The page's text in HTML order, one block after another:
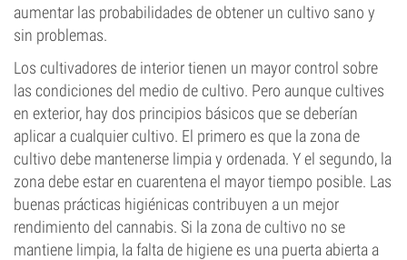
aumentar las probabilidades de obtener un cultivo sano y
sin problemas.
Los cultivadores de interior tienen un mayor control sobre
las condiciones del medio de cultivo. Pero aunque cultives
en exterior, hay dos principios básicos que se deberían
aplicar a cualquier cultivo. El primero es que la zona de
cultivo debe mantenerse limpia y ordenada. Y el segundo, la
zona debe estar en cuarentena el mayor tiempo posible. Las
buenas prácticas higiénicas contribuyen a un mejor
rendimiento del cannabis. Si la zona de cultivo no se
mantiene limpia, la falta de higiene es una puerta abierta a